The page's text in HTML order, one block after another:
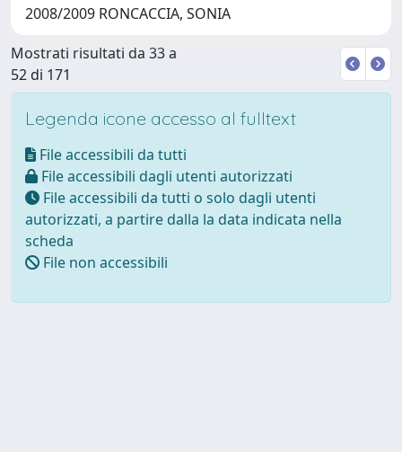
2008/2009 RONCACCIA, SONIA
Mostrati risultati da 33 a
52 di 171
Legenda icone accesso al fulltext
File accessibili da tutti
File accessibili dagli utenti autorizzati
File accessibili da tutti o solo dagli utenti
autorizzati, a partire dalla la data indicata nella
scheda
File non accessibili